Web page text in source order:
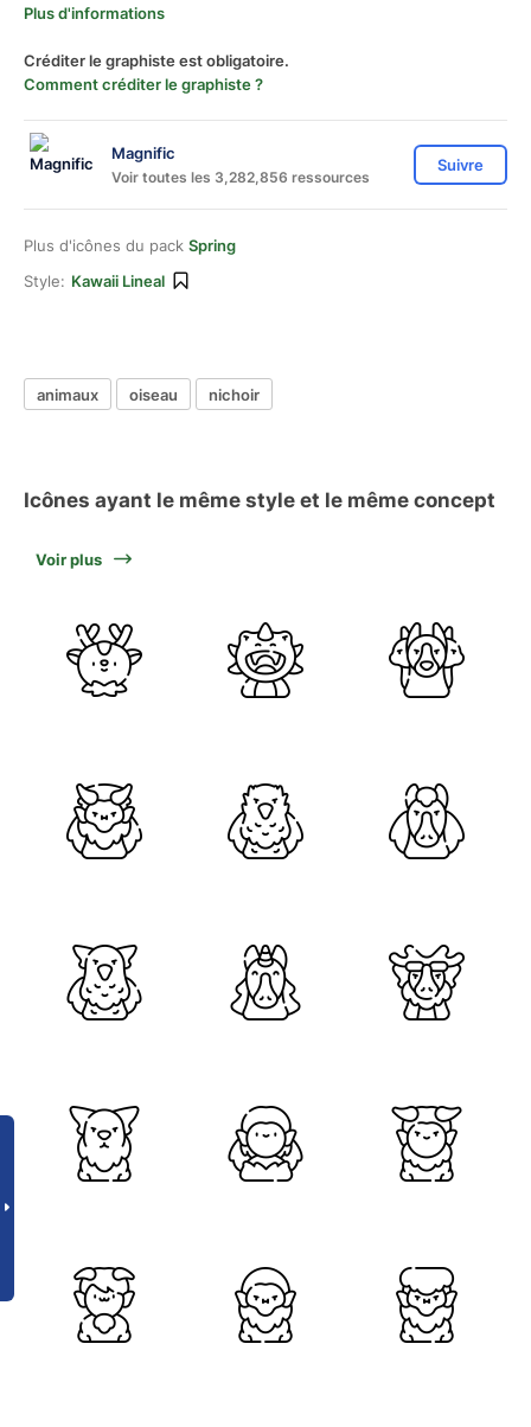
Plus d'informations
Créditer le graphiste est obligatoire.
Comment créditer le graphiste ?
Magnific
Voir toutes les 3,282,856 ressources
Suivre
Plus d'icônes du pack Spring
Style: Kawaii Lineal
animaux oiseau nichoir
Icônes ayant le même style et le même concept
Voir plus